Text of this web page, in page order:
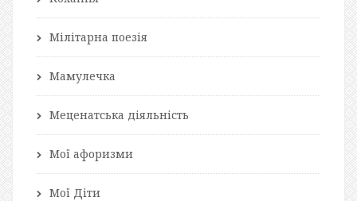
Мілітарна поезія
Мамулечка
Меценатська діяльність
Мої афоризми
Мої Діти